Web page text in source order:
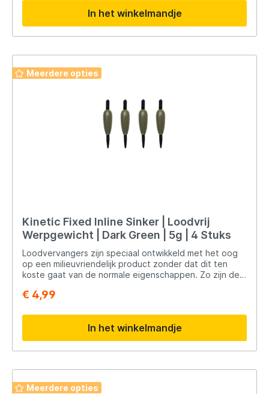
In het winkelmandje
Meerdere opties
Kinetic Fixed Inline Sinker | Loodvrij
Werpgewicht | Dark Green | 5g | 4 Stuks
Loodvervangers zijn speciaal ontwikkeld met het oog
op een milieuvriendelijk product zonder dat dit ten
koste gaat van de normale eigenschappen. Zo zijn de
ze werpeigenschappen die aan de verwachtingen
€ 4,99
In het winkelmandje
Meerdere opties